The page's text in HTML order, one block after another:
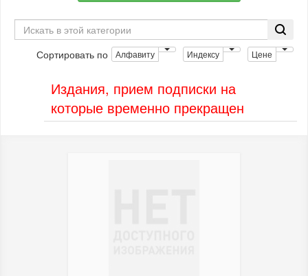
Сортировать по Алфавиту Индексу Цене
Издания, прием подписки на
которые временно прекращен